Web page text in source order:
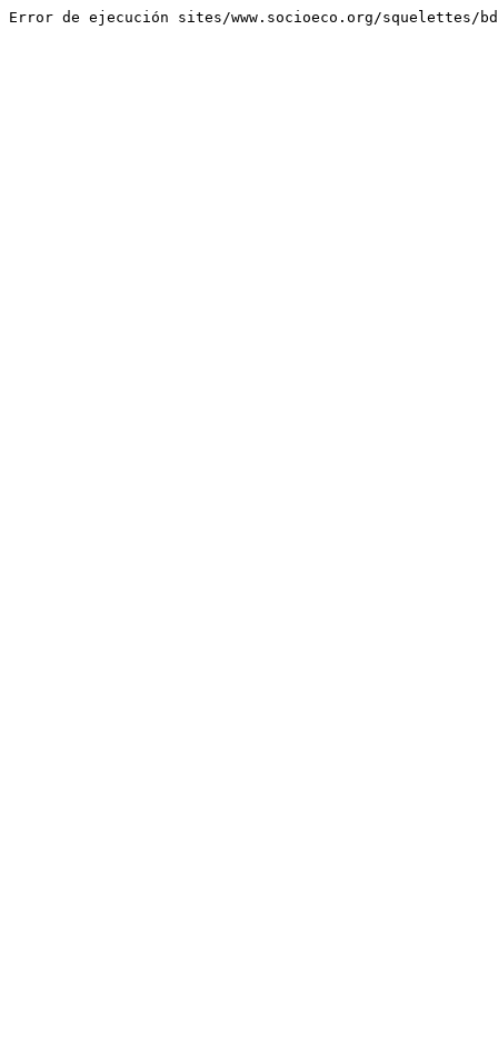
Error de ejecución sites/www.socioeco.org/squelettes/